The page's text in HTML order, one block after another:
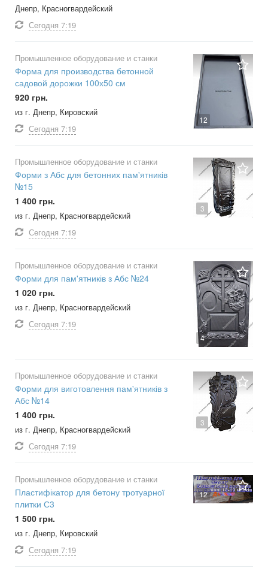
Днепр, Красногвардейский
Сегодня 7:19
12
Промышленное оборудование и станки
Форма для производства бетонной
садовой дорожки 100х50 см
920 грн.
из г. Днепр, Кировский
Сегодня 7:19
3
Промышленное оборудование и станки
Форми з Абс для бетонних пам'ятників
№15
1 400 грн.
из г. Днепр, Красногвардейский
Сегодня 7:19
4
Промышленное оборудование и станки
Форми для пам'ятників з Абс №24
1 020 грн.
из г. Днепр, Красногвардейский
Сегодня 7:19
3
Промышленное оборудование и станки
Форми для виготовлення пам'ятників з
Абс №14
1 400 грн.
из г. Днепр, Красногвардейский
Сегодня 7:19
12
Промышленное оборудование и станки
Пластифікатор для бетону тротуарної
плитки С3
1 500 грн.
из г. Днепр, Кировский
Сегодня 7:19